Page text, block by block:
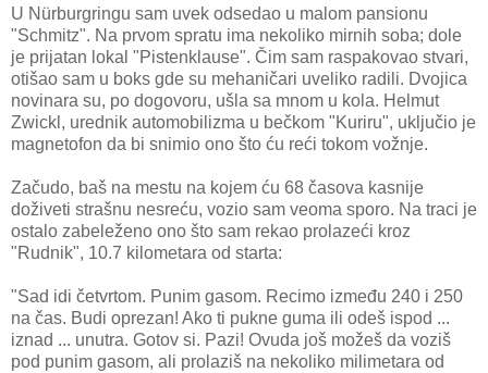
U Nürburgringu sam uvek odsedao u malom pansionu
"Schmitz". Na prvom spratu ima nekoliko mirnih soba; dole
je prijatan lokal "Pistenklause". Čim sam raspakovao stvari,
otišao sam u boks gde su mehaničari uveliko radili. Dvojica
novinara su, po dogovoru, ušla sa mnom u kola. Helmut
Zwickl, urednik automobilizma u bečkom "Kuriru", uključio je
magnetofon da bi snimio ono što ću reći tokom vožnje.
Začudo, baš na mestu na kojem ću 68 časova kasnije
doživeti strašnu nesreću, vozio sam veoma sporo. Na traci je
ostalo zabeleženo ono što sam rekao prolazeći kroz
"Rudnik", 10.7 kilometara od starta:
"Sad idi četvrtom. Punim gasom. Recimo između 240 i 250
na čas. Budi oprezan! Ako ti pukne guma ili odeš ispod ...
iznad ... unutra. Gotov si. Pazi! Ovuda još možeš da voziš
pod punim gasom, ali prolaziš na nekoliko milimetara od